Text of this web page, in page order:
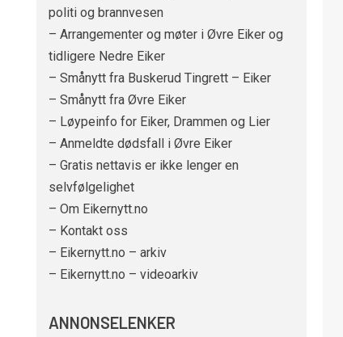
politi og brannvesen
– Arrangementer og møter i Øvre Eiker og
tidligere Nedre Eiker
– Smånytt fra Buskerud Tingrett – Eiker
– Smånytt fra Øvre Eiker
– Løypeinfo for Eiker, Drammen og Lier
– Anmeldte dødsfall i Øvre Eiker
– Gratis nettavis er ikke lenger en
selvfølgelighet
– Om Eikernytt.no
– Kontakt oss
– Eikernytt.no – arkiv
– Eikernytt.no – videoarkiv
ANNONSELENKER